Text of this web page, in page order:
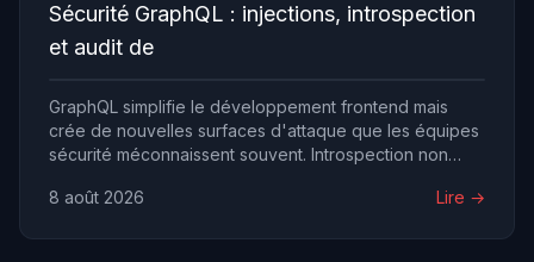
Sécurité GraphQL : injections, introspection
et audit de
GraphQL simplifie le développement frontend mais
crée de nouvelles surfaces d'attaque que les équipes
sécurité méconnaissent souvent. Introspection non
via mutations, batch attacks pour contourner le rate
8 août 2026 Lire →